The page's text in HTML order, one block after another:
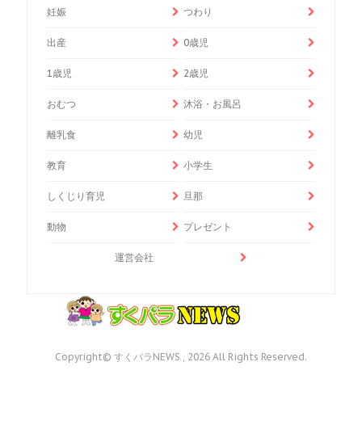
妊娠 つわり
出産 0歳児
1歳児 2歳児
おむつ 沐浴・お風呂
離乳食 幼児
教育 小学生
しくじり育児 旦那
動物 プレゼント
運営会社
Copyright© すくパラNEWS , 2026 All Rights Reserved.